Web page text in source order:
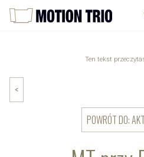
Ten tekst
<
POWRÓT DO: